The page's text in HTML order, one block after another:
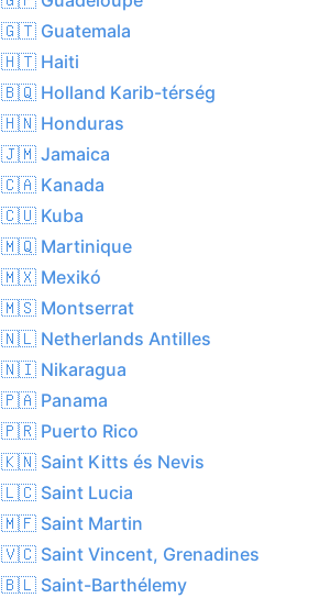
🇬🇹 Guatemala
🇭🇹 Haiti
🇧🇶 Holland Karib-térség
🇭🇳 Honduras
🇯🇲 Jamaica
🇨🇦 Kanada
🇨🇺 Kuba
🇲🇶 Martinique
🇲🇽 Mexikó
🇲🇸 Montserrat
🇳🇱 Netherlands Antilles
🇳🇮 Nikaragua
🇵🇦 Panama
🇵🇷 Puerto Rico
🇰🇳 Saint Kitts és Nevis
🇱🇨 Saint Lucia
🇲🇫 Saint Martin
🇻🇨 Saint Vincent, Grenadines
🇧🇱 Saint-Barthélemy